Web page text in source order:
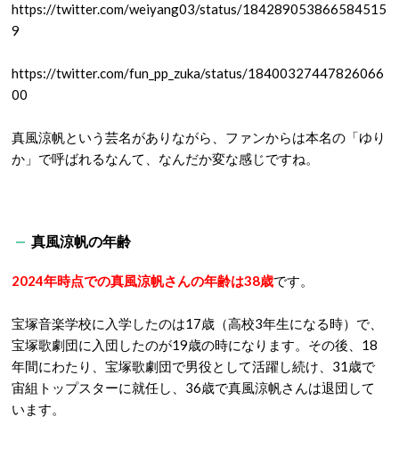
https://twitter.com/weiyang03/status/184289053866584515
9
https://twitter.com/fun_pp_zuka/status/18400327447826066
00
真風涼帆という芸名がありながら、ファンからは本名の「ゆり
か」で呼ばれるなんて、なんだか変な感じですね。
真風涼帆の年齢
2024年時点での真風涼帆さんの年齢は38歳です。
宝塚音楽学校に入学したのは17歳（高校3年生になる時）で、
宝塚歌劇団に入団したのが19歳の時になります。その後、18
年間にわたり、宝塚歌劇団で男役として活躍し続け、31歳で
宙組トップスターに就任し、36歳で真風涼帆さんは退団して
います。